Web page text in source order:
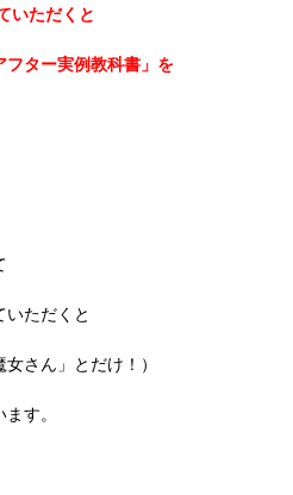
いただくと
フター実例教科書」を
いただくと
さん」とだけ！）
す。